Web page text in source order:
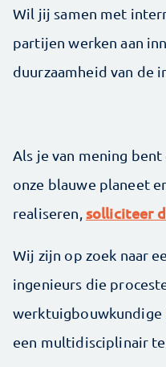
Wil jij samen met
partijen werken aan
duurzaamheid van de
Als je van mening
onze blauwe planeet
realiseren, solliciteer
Wij zijn op zoek naar
ingenieurs die
werktuigbouwkundige
een multidisciplinair